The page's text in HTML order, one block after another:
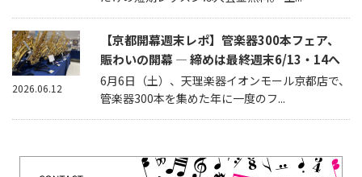
【京都開幕週末レポ】管楽器300本フェア、
賑わいの開幕 — 締めは最終週末6/13・14へ
6月6日（土）、天理楽器イオンモール京都店で、
管楽器300本を集めた年に一度のフ...
2026.06.12